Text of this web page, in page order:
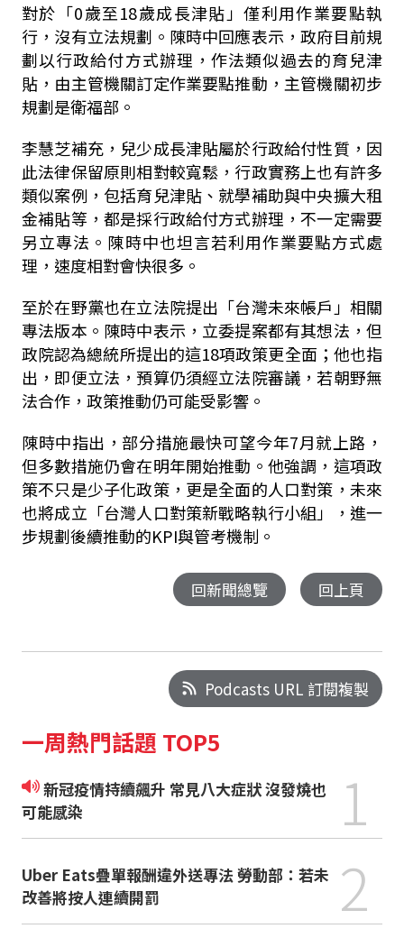
對於「0歲至18歲成長津貼」僅利用作業要點執
行，沒有立法規劃。陳時中回應表示，政府目前規
劃以行政給付方式辦理，作法類似過去的育兒津
貼，由主管機關訂定作業要點推動，主管機關初步
規劃是衛福部。
李慧芝補充，兒少成長津貼屬於行政給付性質，因
此法律保留原則相對較寬鬆，行政實務上也有許多
類似案例，包括育兒津貼、就學補助與中央擴大租
金補貼等，都是採行政給付方式辦理，不一定需要
另立專法。陳時中也坦言若利用作業要點方式處
理，速度相對會快很多。
至於在野黨也在立法院提出「台灣未來帳戶」相關
專法版本。陳時中表示，立委提案都有其想法，但
政院認為總統所提出的這18項政策更全面；他也指
出，即便立法，預算仍須經立法院審議，若朝野無
法合作，政策推動仍可能受影響。
陳時中指出，部分措施最快可望今年7月就上路，
但多數措施仍會在明年開始推動。他強調，這項政
策不只是少子化政策，更是全面的人口對策，未來
也將成立「台灣人口對策新戰略執行小組」，進一
步規劃後續推動的KPI與管考機制。
回新聞總覽 回上頁
Podcasts URL 訂閱複製
一周熱門話題 TOP5
新冠疫情持續飆升 常見八大症狀 沒發燒也
可能感染
1
Uber Eats疊單報酬違外送專法 勞動部：若未
改善將按人連續開罰
2